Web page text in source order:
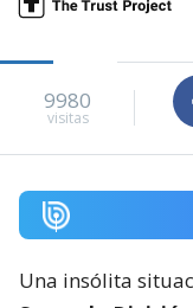
9980
visitas
Una insólita